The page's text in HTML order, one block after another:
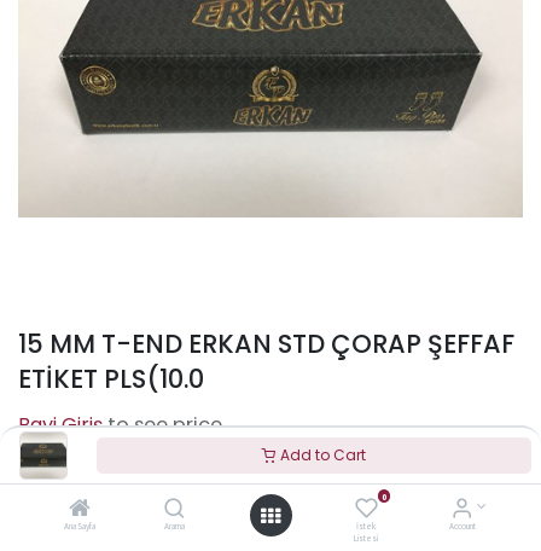
Add to Cart
Ana Sayfa Arama
0
İstek
Listesi
Account
15 MM T-END ERKAN STD ÇORAP ŞEFFAF
ETİKET PLS(10.0
to see price
Terms and Conditions